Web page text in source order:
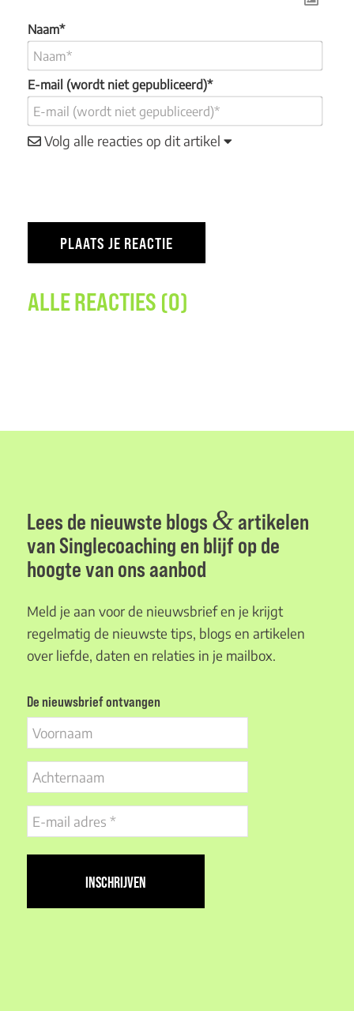
Naam*
E-mail (wordt niet gepubliceerd)*
Volg alle reacties op dit artikel
ALLE REACTIES (0)
Lees de nieuwste blogs &artikelen
van Singlecoaching en blijf op de
hoogte van ons aanbod
Meld je aan voor de nieuwsbrief en je krijgt
regelmatig de nieuwste tips, blogs en artikelen
over liefde, daten en relaties in je mailbox.
De nieuwsbrief ontvangen
Voornaam
Achternaam
E-
mail
adres